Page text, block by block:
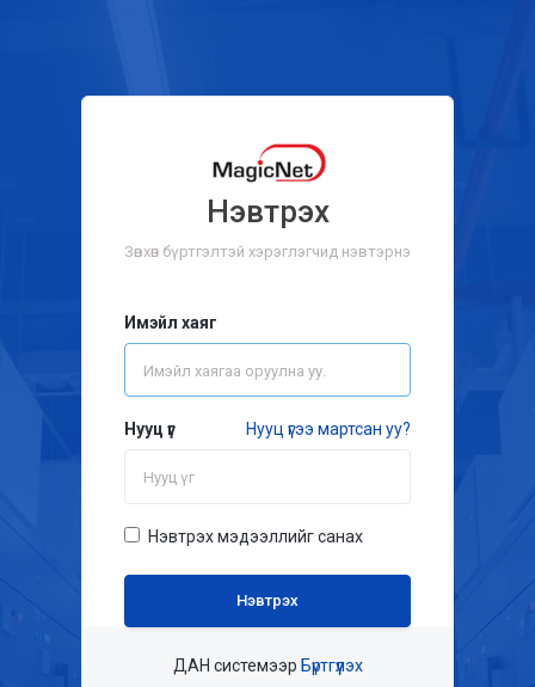
Нэвтрэх
Зөвхөн бүртгэлтэй хэрэглэгчид нэвтэрнэ
Имэйл хаяг
Нууц үг Нууц үгээ мартсан уу?
Нэвтрэх мэдээллийг санах
ДАН системээр Бүртгүүлэх